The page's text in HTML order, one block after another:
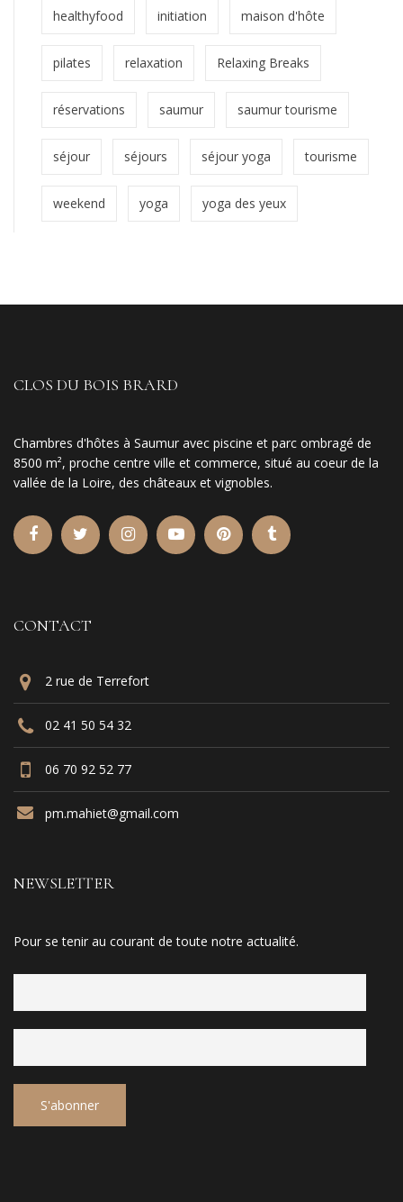
healthyfood initiation maison d'hôte
pilates relaxation Relaxing Breaks
réservations saumur saumur tourisme
séjour séjours séjour yoga tourisme
weekend yoga yoga des yeux
CLOS DU BOIS BRARD
Chambres d'hôtes à Saumur avec piscine et parc ombragé de
8500 m², proche centre ville et commerce, situé au coeur de la
vallée de la Loire, des châteaux et vignobles.
CONTACT
2 rue de Terrefort
02 41 50 54 32
06 70 92 52 77
pm.mahiet@gmail.com
NEWSLETTER
Pour se tenir au courant de toute notre actualité.